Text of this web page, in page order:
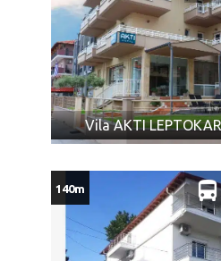
doplata 35€
Negotin, Bor, Vršac
Zaječar, Pirot, Zrenjanin,
Požega, Užice (minimum 4
Čačak, Gornji Milanovac,
(minimum 4 putnika) –
Pančevo, Obrenovac,
doplata 15€
Batočina, Jagodina, Ćuprija,
Niš, Aleksinac, Leskovac,
CENA AUTOBUSKOG PREVOZA
Grčke
Vila AKTI
140m